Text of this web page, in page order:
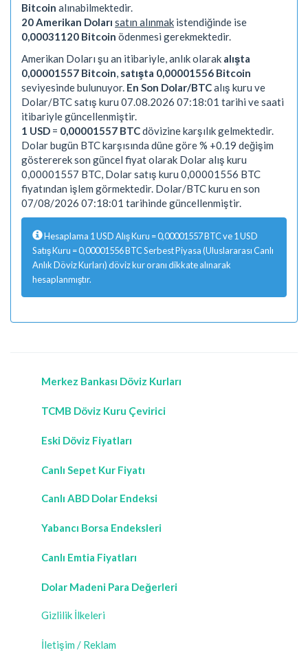
Bitcoin alınabilmektedir.
20 Amerikan Doları satın alınmak istendiğinde ise
0,00031120 Bitcoin ödenmesi gerekmektedir.
Amerikan Doları şu an itibariyle, anlık olarak alışta
0,00001557 Bitcoin satışta 0,00001556 Bitcoin
seviyesinde bulunuyor. En Son Dolar/BTCalış kuru ve
Dolar/BTC satış kuru 07.08.2026 07:18:01 tarihi ve saati
itibariyle güncellenmiştir.
1 USD = 0,00001557 BTCdövizine karşılık gelmektedir.
Dolar bugün BTC karşısında düne göre % +0.19 değişim
göstererek son güncel fiyat olarak Dolar alış kuru
0,00001557 BTC, Dolar satış kuru 0,00001556 BTC
fiyatından işlem görmektedir. Dolar/BTC kuru en son
07/08/2026 07:18:01 tarihinde güncellenmiştir.
Hesaplama 1 USD Alış Kuru = 0,00001557 BTC ve 1 USD
Satış Kuru = 0,00001556 BTC Serbest Piyasa (Uluslararası Canlı
Anlık Döviz Kurları) döviz kur oranı dikkate alınarak
hesaplanmıştır.
Merkez Bankası Döviz Kurları
TCMB Döviz Kuru Çevirici
Eski Döviz Fiyatları
Canlı Sepet Kur Fiyatı
Canlı ABD Dolar Endeksi
Yabancı Borsa Endeksleri
Canlı Emtia Fiyatları
Dolar Madeni Para Değerleri
Gizlilik İlkeleri
İletişim / Reklam